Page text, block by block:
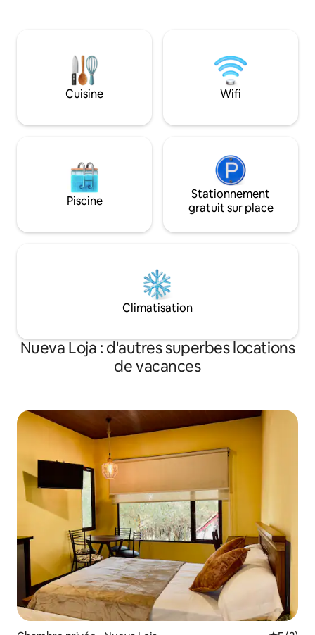
sans se sentir dépassés. La cuisine est
entièrement équipée et dispose de la
climatisation, du Wi-Fi, d'un hamac
intérieur et d'un garage. Situé à
d'accéder
des pharmacies,
parcs et d'autres
minutes. Ce sera un plaisir de t'accueillir !
Cuisine Wifi
Piscine
Stationnement
gratuit sur place
Climatisation
Nueva Loja : d'autres superbes locations
de vacances